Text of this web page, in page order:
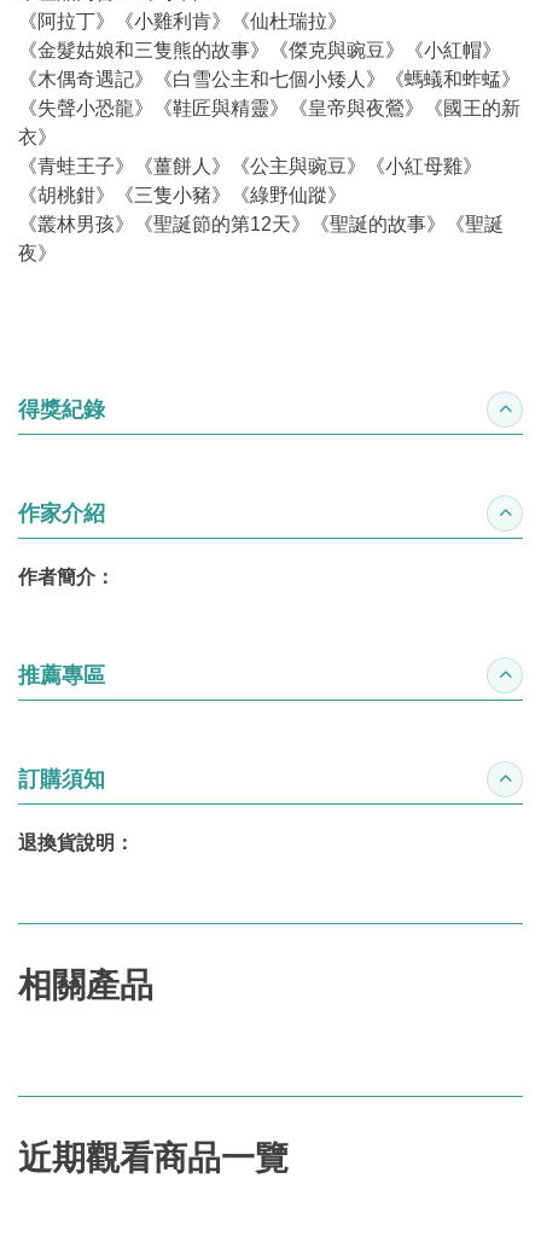
《阿拉丁》《小雞利肯》《仙杜瑞拉》
《金髮姑娘和三隻熊的故事》《傑克與豌豆》《小紅帽》
《木偶奇遇記》《白雪公主和七個小矮人》《螞蟻和蚱蜢》
《失聲小恐龍》《鞋匠與精靈》《皇帝與夜鶯》《國王的新
衣》
《青蛙王子》《薑餅人》《公主與豌豆》《小紅母雞》
《胡桃鉗》《三隻小豬》《綠野仙蹤》
《叢林男孩》《聖誕節的第12天》《聖誕的故事》《聖誕
夜》
得獎紀錄 收合
作家介紹 收合
作者簡介：
推薦專區 收合
訂購須知 收合
退換貨說明：
相關產品
近期觀看商品一覽